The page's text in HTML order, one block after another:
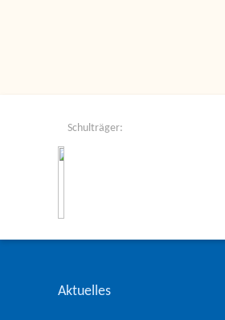
Schulträger:
Aktuelles